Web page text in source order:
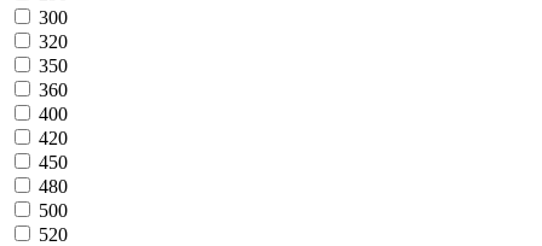
300
320
350
360
400
420
450
480
500
520